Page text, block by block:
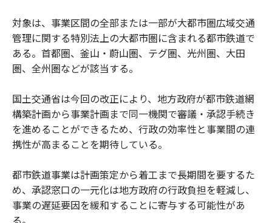
対象は、事業区間の全部または一部が大都市圏広域交通
管理に関する特別法上の大都市圏に含まれる都市鉄道で
ある。首都圏、釜山・蔚山圏、テグ圏、光州圏、大田
圏、全州圏などが該当する。
国土交通省は今回の改正により、地方政府が都市鉄道網
構築計画から事業計画まで同一機関で審議・承認手続き
を進めることができるため、行政の効率性と事業間の連
携性が高まることを期待している。
都市鉄道事業は計画策定から着工まで長期間を要するた
め、承認窓口の一元化は地方政府の行政負担を軽減し、
事業の遅延要因を緩和することに寄与する可能性があ
る。